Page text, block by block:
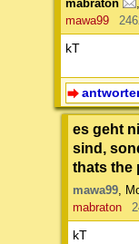
mabraton ,
mawa99
kT
es geht
sind,
thats the
mawa99,
mabraton
kT